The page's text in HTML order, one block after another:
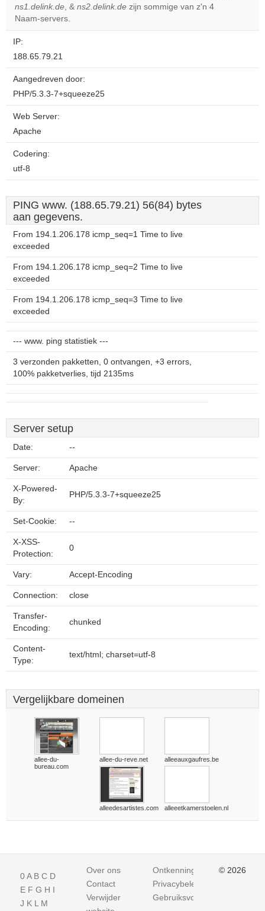
ns1.delink.de, & ns2.delink.de zijn sommige van z'n 4
Naam-servers.
IP:
188.65.79.21
Aangedreven door:
PHP/5.3.3-7+squeeze25
Web Server:
Apache
Codering:
utf-8
PING www. (188.65.79.21) 56(84) bytes
aan gegevens.
From 194.1.206.178 icmp_seq=1 Time to live
exceeded
From 194.1.206.178 icmp_seq=2 Time to live
exceeded
From 194.1.206.178 icmp_seq=3 Time to live
exceeded
--- www. ping statistiek ---
3 verzonden pakketten, 0 ontvangen, +3 errors,
100% pakketverlies, tijd 2135ms
Server setup
Date: --
Server: Apache
X-Powered-
By:
PHP/5.3.3-7+squeeze25
Set-Cookie: --
X-XSS-
Protection:
0
Vary: Accept-Encoding
Connection: close
Transfer-
Encoding:
chunked
Content-
Type:
text/html; charset=utf-8
Vergelijkbare domeinen
allee-du-
bureau.com
allee-du-reve.net alleeauxgaufres.be
alleedesartistes.com alleeetkamerstoelen.nl
0A B C D
E F G H I
J K L M
Over ons
Contact
Verwijder
Ontkenning
Privacybeleid
Gebruiksvoorwaarden
© 2026